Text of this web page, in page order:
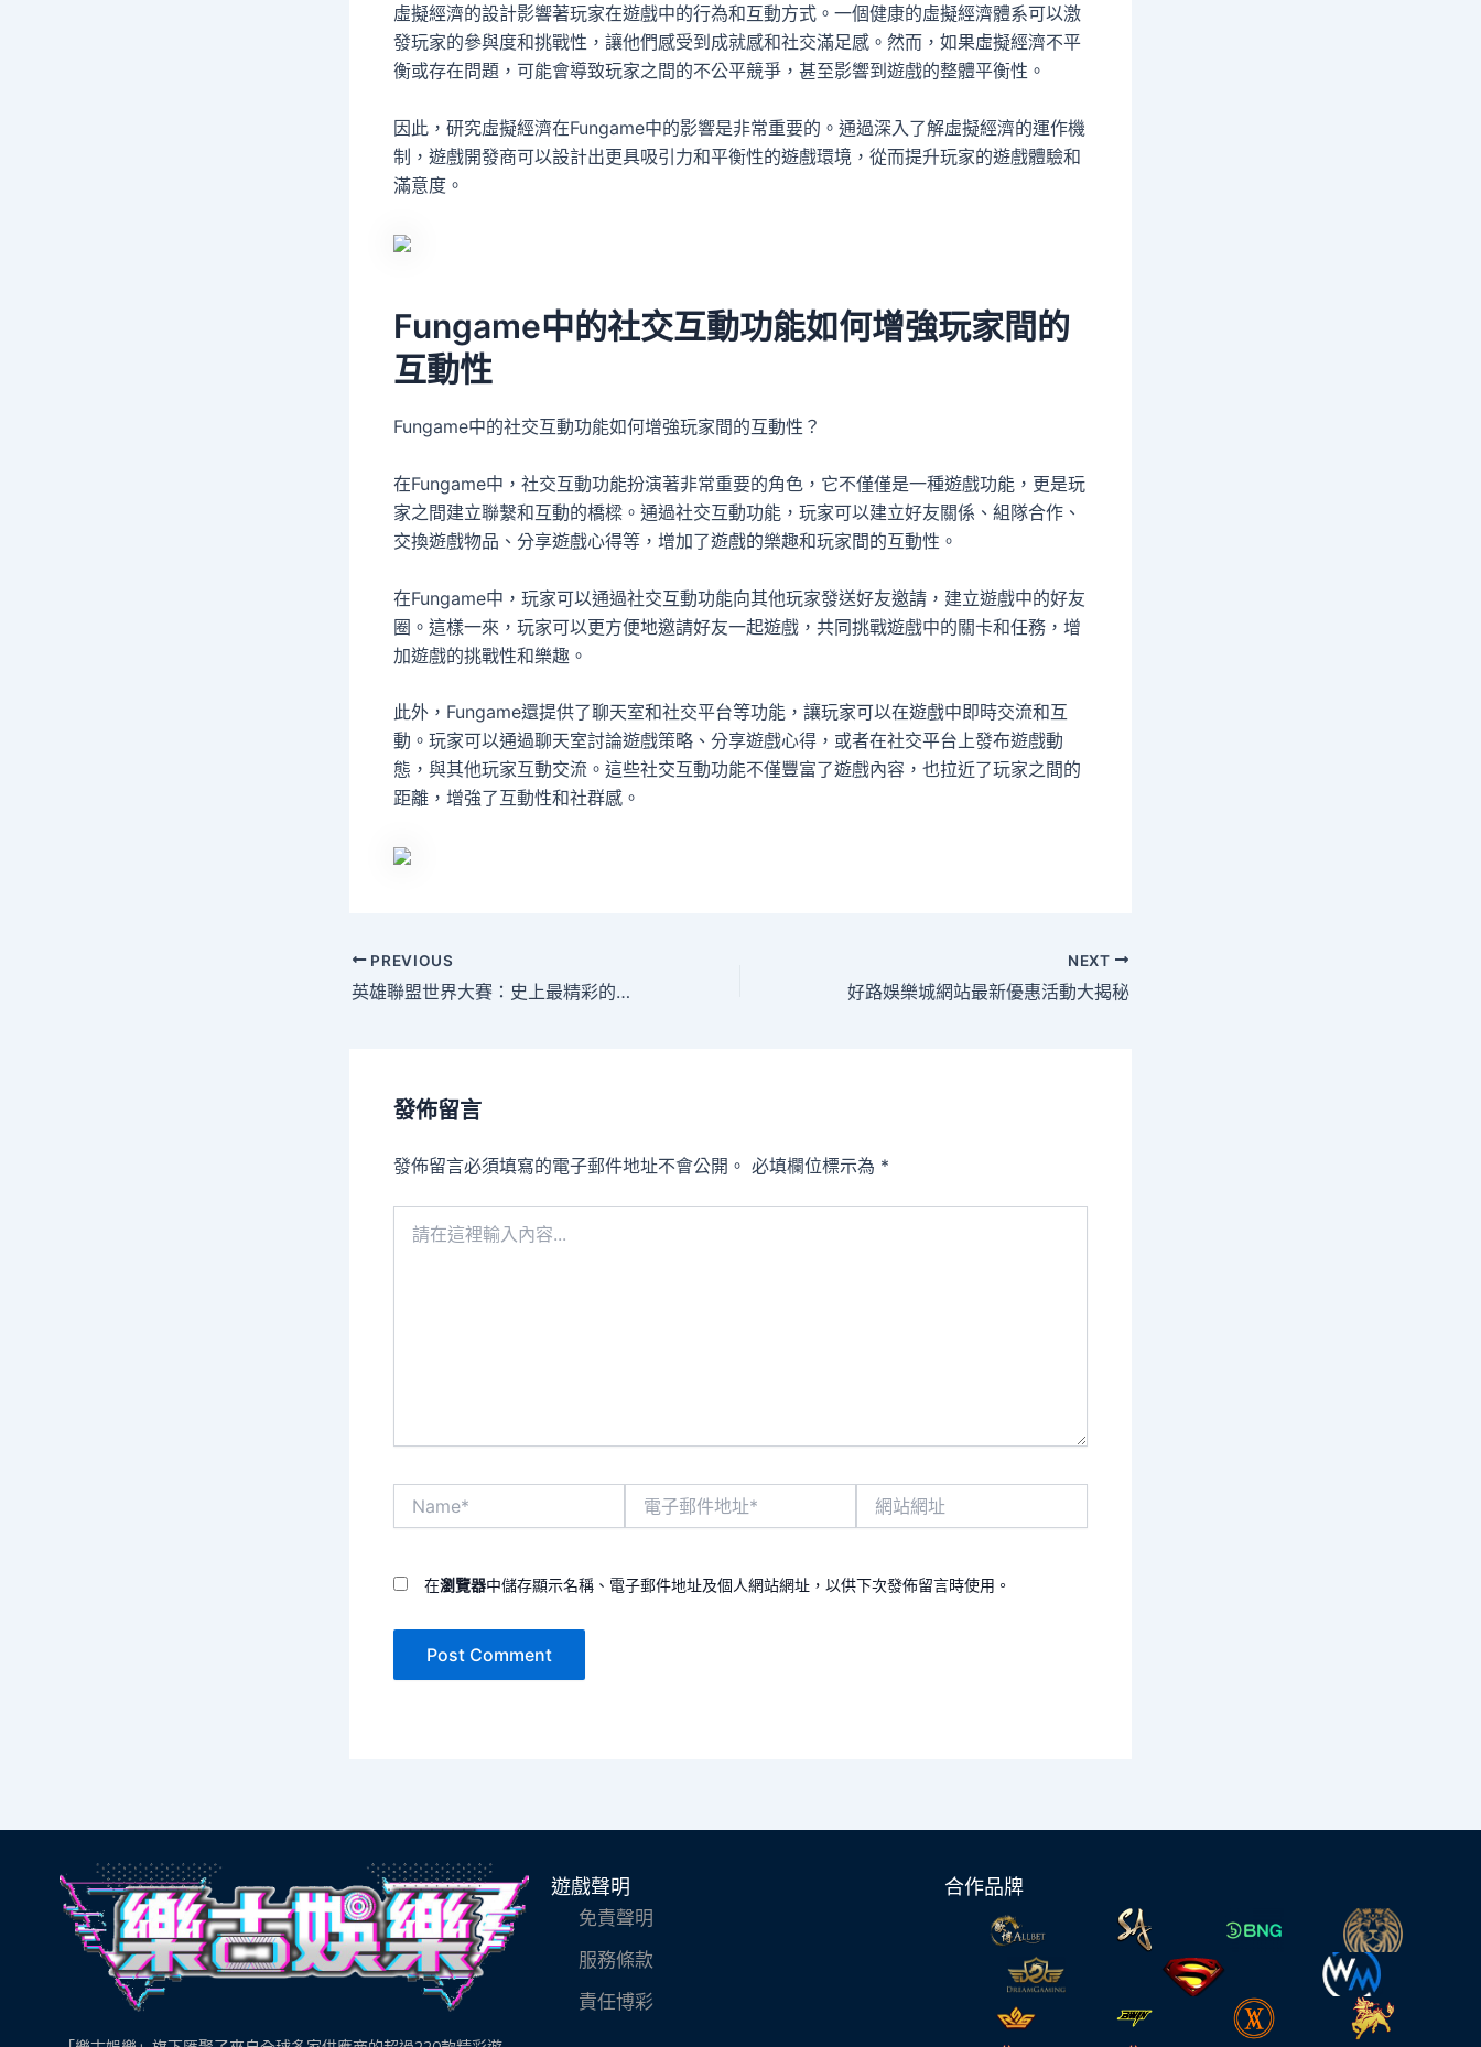
虛擬經濟的設計影響著玩家在遊戲中的行為和互動方式。一個健康的虛擬經濟體系可以激
發玩家的參與度和挑戰性，讓他們感受到成就感和社交滿足感。然而，如果虛擬經濟不平
衡或存在問題，可能會導致玩家之間的不公平競爭，甚至影響到遊戲的整體平衡性。
因此，研究虛擬經濟在Fungame中的影響是非常重要的。通過深入了解虛擬經濟的運作機
制，遊戲開發商可以設計出更具吸引力和平衡性的遊戲環境，從而提升玩家的遊戲體驗和
滿意度。
Fungame中的社交互動功能如何增強玩家間的
互動性
Fungame中的社交互動功能如何增強玩家間的互動性？
在Fungame中，社交互動功能扮演著非常重要的角色，它不僅僅是一種遊戲功能，更是玩
家之間建立聯繫和互動的橋樑。通過社交互動功能，玩家可以建立好友關係、組隊合作、
交換遊戲物品、分享遊戲心得等，增加了遊戲的樂趣和玩家間的互動性。
在Fungame中，玩家可以通過社交互動功能向其他玩家發送好友邀請，建立遊戲中的好友
圈。這樣一來，玩家可以更方便地邀請好友一起遊戲，共同挑戰遊戲中的關卡和任務，增
加遊戲的挑戰性和樂趣。
此外，Fungame還提供了聊天室和社交平台等功能，讓玩家可以在遊戲中即時交流和互
動。玩家可以通過聊天室討論遊戲策略、分享遊戲心得，或者在社交平台上發布遊戲動
態，與其他玩家互動交流。這些社交互動功能不僅豐富了遊戲內容，也拉近了玩家之間的
距離，增強了互動性和社群感。
PREVIOUS
英雄聯盟世界大賽：史上最精彩的戰局
NEXT
好路娛樂城網站最新優惠活動大揭秘
發佈留言
發佈留言必須填寫的電子郵件地址不會公開。 必填欄位標示為 *
地
在瀏覽器中儲存顯示名稱、電子郵件地址及個人網站網址，以供下次發佈留言時使用。
遊戲聲明
免責聲明
服務條款
責任博彩
合作品牌